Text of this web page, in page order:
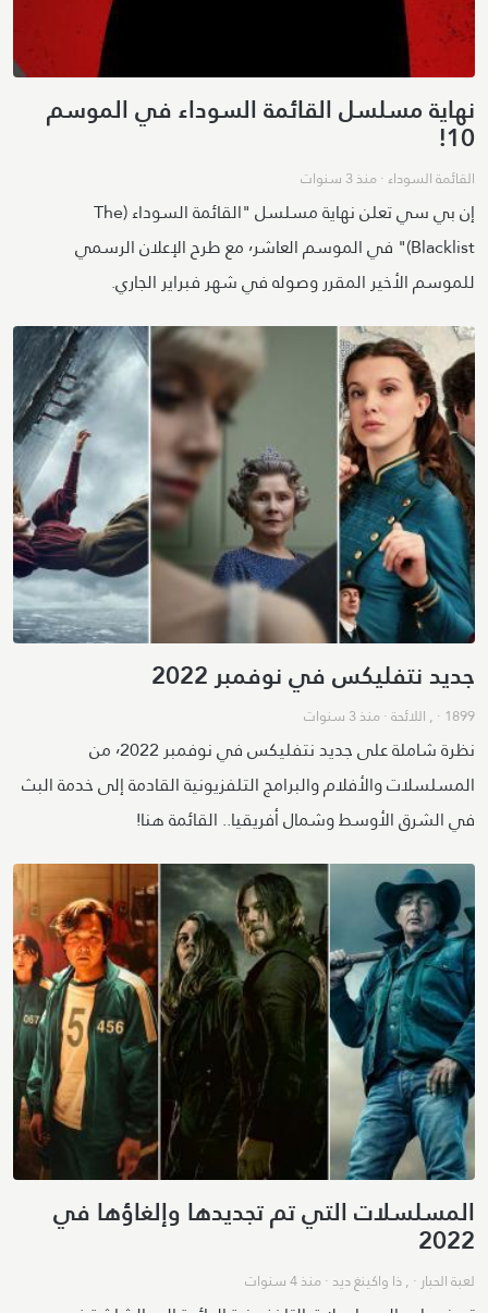
نهاية مسلسل القائمة السوداء في الموسم
10!
القائمة السوداء·منذ 3 سنوات
إن بي سي تعلن نهاية مسلسل "القائمة السوداء (The
Blacklist)" في الموسم العاشر٬ مع طرح الإعلان الرسمي
للموسم الأخير المقرر وصوله في شهر فبراير الجاري.
جديد نتفليكس في نوفمبر 2022
1899
· , اللائحة·منذ 3 سنوات
نظرة شاملة على جديد نتفليكس في نوفمبر ٬2022 من
المسلسلات والأفلام والبرامج التلفزيونية القادمة إلى خدمة البث
في الشرق الأوسط وشمال أفريقيا.. القائمة هنا!
المسلسلات التي تم تجديدها وإلغاؤها في
2022
لعبة الحبار · ,ذا واكينغ ديد·منذ 4 سنوات